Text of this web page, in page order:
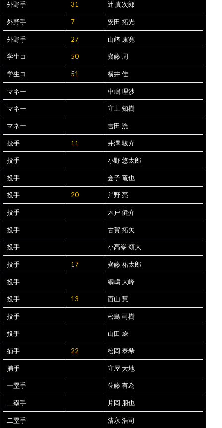
外野手 31 辻 真次郎
外野手 7 安田 拓光
外野手 27 山﨑 康寛
学生コ 50 齋藤 周
学生コ 51 横井 佳
マネー 中嶋 理沙
マネー 守上 知樹
マネー 吉田 洸
投手 11 井澤 駿介
投手 小野 悠太郎
投手 金子 竜也
投手 20 岸野 亮
投手 木戸 健介
投手 古賀 拓矢
投手 小髙峯 頌大
投手 17 齊藤 祐太郎
投手 綱嶋 大峰
投手 13 西山 慧
投手 松島 司樹
投手 山田 燎
捕手 22 松岡 泰希
捕手 守屋 大地
一塁手 佐藤 有為
二塁手 片岡 朋也
二塁手 清永 浩司